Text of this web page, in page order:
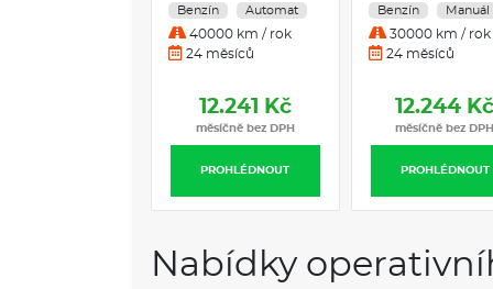
7DSG 1,0TSI /
85kW
Benzín Automat
40000 km / rok
24 měsíců
PROHLÉDNOUT
12.241 Kč
měsíčně bez DPH
1,0 TSI 70 kW
Benzín Manuál
30000 km / rok
24 měsíců
PROHLÉDNOUT
12.244 Kč
měsíčně bez DPH
Nabídky